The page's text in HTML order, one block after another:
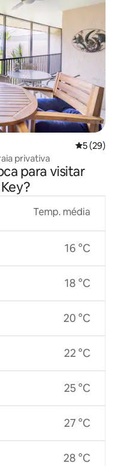
5 de uma
5 (29)
privativa
para visitar
Temp. média
16 °C
18 °C
20 °C
22 °C
25 °C
27 °C
28 °C